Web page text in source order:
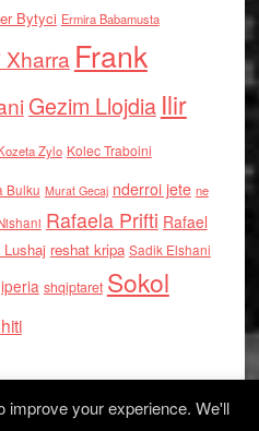
Bytyci Ermira Babamusta
Xharra Frank
Gezim Llojdia Ilir
Zylo Kolec Traboini
Bulku Murat Gecaj nderroi jete ne
Rafaela Prifti Rafael
Lushaj reshat kripa Sadik Elshani
shqiptaret Sokol
improve your experience. We'll